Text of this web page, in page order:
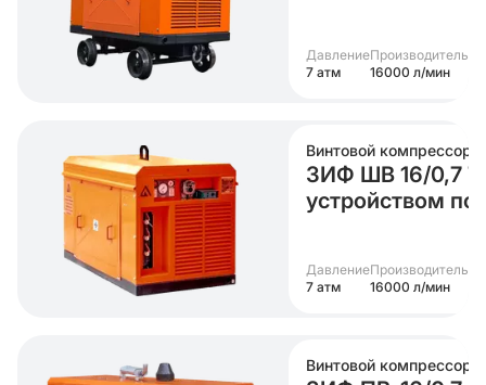
Давление
7 атм
16000 л/мин
Винтовой компрессор
ЗИФ ШВ 16/0,7 Т
устройством
Давление
7 атм
16000 л/мин
Винтовой компрессор